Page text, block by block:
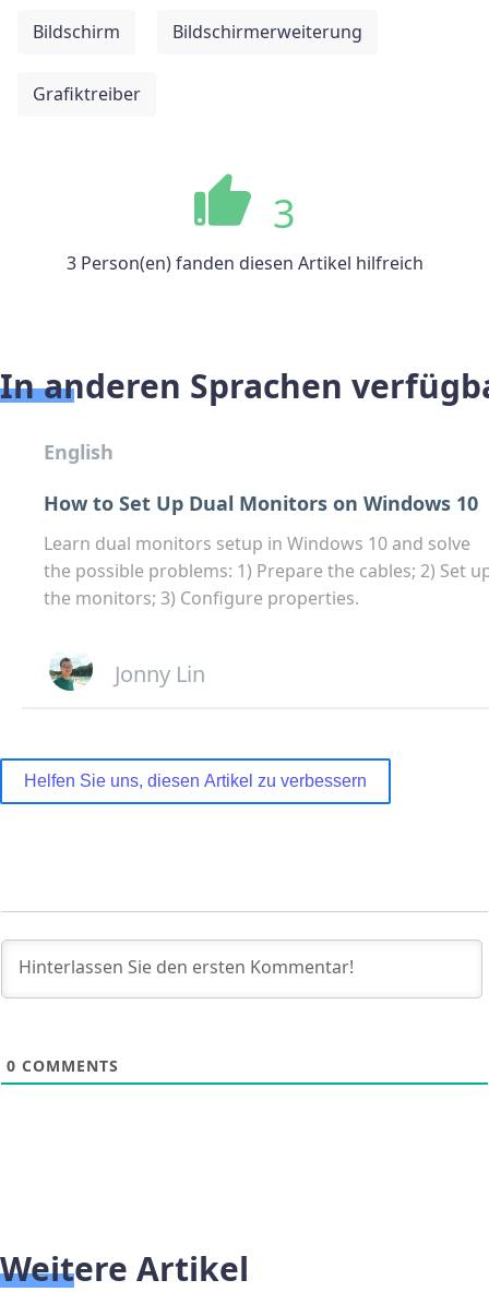
Bildschirm Bildschirmerweiterung
Grafiktreiber
3
3 Person(en) fanden diesen Artikel hilfreich
In anderen Sprachen
English
How to Set Up Dual Monitors on Windows 10
Learn dual monitors setup in Windows 10 and solve
the possible problems: 1) Prepare the cables; 2) Set
the monitors; 3) Configure properties.
Jonny Lin
Helfen Sie uns, diesen Artikel zu verbessern
0 COMMENTS
Weitere Artikel